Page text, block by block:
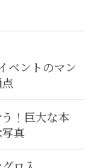
ベントのマン
！巨大な本
真